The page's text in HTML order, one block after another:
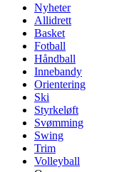
Nyheter
Allidrett
Basket
Fotball
Håndball
Innebandy
Orientering
Ski
Styrkeløft
Svømming
Swing
Trim
Volleyball